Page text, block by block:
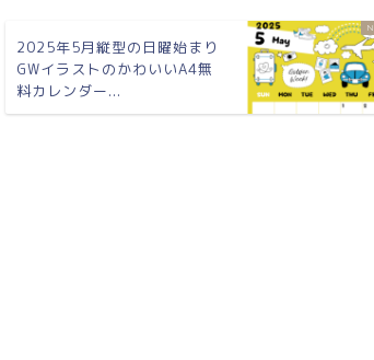
2025年5月縦型の日曜始まり
GWイラストのかわいいA4無
料カレンダー...